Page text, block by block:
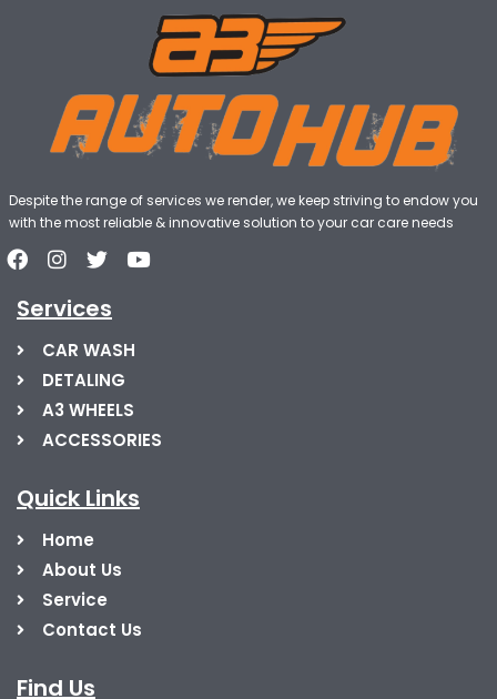
Despite the range of services we render, we keep striving to endow you
with the most reliable & innovative solution to your car care needs
Services
CAR WASH
DETALING
A3 WHEELS
ACCESSORIES
Quick Links
Home
About Us
Service
Contact Us
Find Us